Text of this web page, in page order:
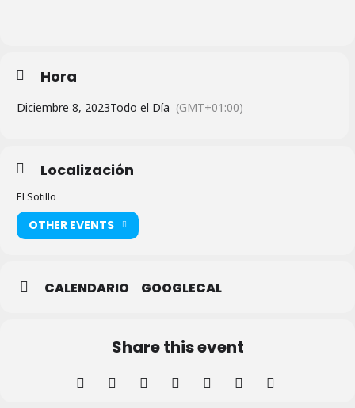
Hora
Diciembre 8, 2023Todo el Día (GMT+01:00)
Localización
El Sotillo
OTHER EVENTS
CALENDARIO GOOGLECAL
Share this event